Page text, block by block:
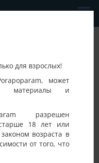
для взрослых!
может
материалы и
разрешен
18 лет или
возраста в
от того, что
Рог